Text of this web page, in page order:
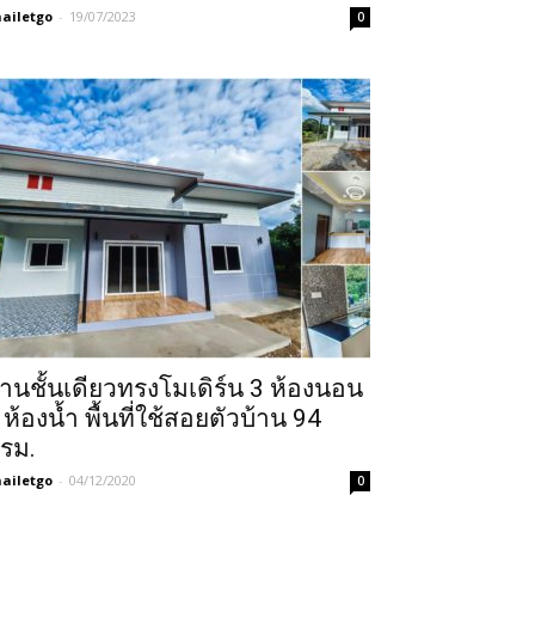
- 19/07/2023 0
นชั้นเดียวทรงโมเดิร์น 3 ห้องนอน
ห้องน้ำ พื้นที่ใช้สอยตัวบ้าน 94
ม.
- 04/12/2020 0